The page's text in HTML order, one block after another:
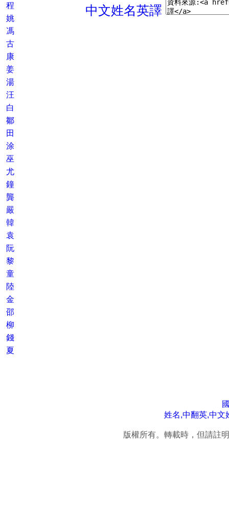
程
姚
馮
古
康
姜
湯
汪
白
鄒
田
涂
巫
尤
鐘
龔
嚴
韓
袁
阮
黎
童
陸
金
邵
柳
錢
夏
中文姓名英譯
姓名,中翻英,中文
版權所有。轉載時，但請註